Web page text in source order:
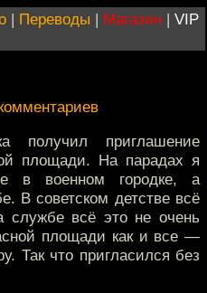
| Переводы | Магазин | VIP
получил приглашение
площади. На парадах я
в военном городке, а
В советском детстве всё
всё это не очень
площади как и все —
Так что пригласился без